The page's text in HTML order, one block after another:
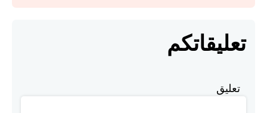
تعليقاتكم
تعليق